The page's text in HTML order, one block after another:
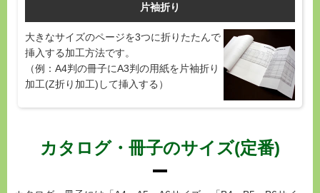
片袖折り
大きなサイズのページを3つに折りたたんで
挿入する加工方法です。
（例：A4判の冊子にA3判の用紙を片袖折り
加工(Z折り加工)して挿入する）
カタログ・冊子のサイズ(定番)